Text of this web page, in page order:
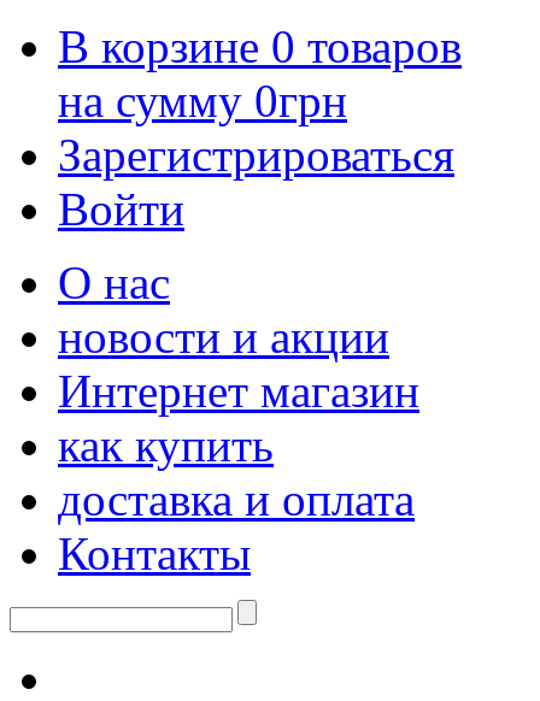
В корзине 0 товаров
на сумму 0грн
Зарегистрироваться
Войти
О нас
новости и акции
Интернет магазин
как купить
доставка и оплата
Контакты